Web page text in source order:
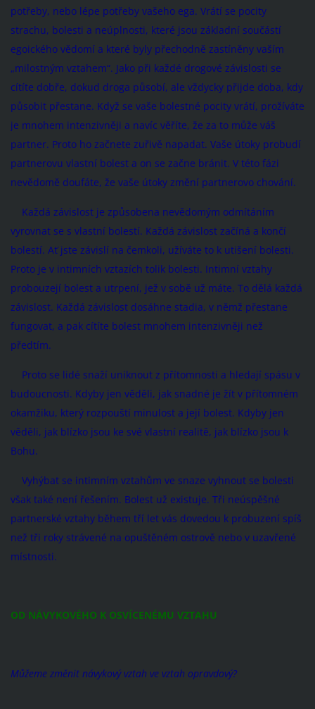
potřeby, nebo lépe potřeby vašeho ega. Vrátí se pocity
strachu, bolesti a neúplnosti, které jsou základní součástí
egoického vědomí a které byly přechodně zastíněny vaším
„milostným vztahem“. Jako při každé drogové závislosti se
cítíte dobře, dokud droga působí, ale vždycky přijde doba, kdy
působit přestane. Když se vaše bolestné pocity vrátí, prožíváte
je mnohem intenzivněji a navíc věříte, že za to může váš
partner. Proto ho začnete zuřivě napadat. Vaše útoky probudí
partnerovu vlastní bolest a on se začne bránit. V této fázi
nevědomě doufáte, že vaše útoky změní partnerovo chování.
Každá závislost je způsobena nevědomým odmítáním
vyrovnat se s vlastní bolestí. Každá závislost začíná a končí
bolestí. Ať jste závislí na čemkoli, užíváte to k utišení bolesti.
Proto je v intimních vztazích tolik bolesti. Intimní vztahy
probouzejí bolest a utrpení, jež v sobě už máte. To dělá každá
závislost. Každá závislost dosáhne stadia, v němž přestane
fungovat, a pak cítíte bolest mnohem intenzivněji než
předtím.
Proto se lidé snaží uniknout z přítomnosti a hledají spásu v
budoucnosti. Kdyby jen věděli, jak snadné je žít v přítomném
okamžiku, který rozpouští minulost a její bolest. Kdyby jen
věděli, jak blízko jsou ke své vlastní realitě, jak blízko jsou k
Bohu.
Vyhýbat se intimním vztahům ve snaze vyhnout se bolesti
však také není řešením. Bolest už existuje. Tři neúspěšné
partnerské vztahy během tří let vás dovedou k probuzení spíš
než tři roky strávené na opuštěném ostrově nebo v uzavřené
místnosti.
OD NÁVYKOVÉHO K OSVÍCENÉMU VZTAHU
Můžeme změnit návykový vztah ve vztah opravdový?